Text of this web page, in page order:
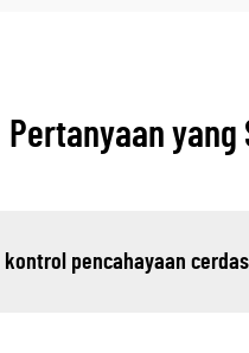
Pertanyaan
pencahayaan